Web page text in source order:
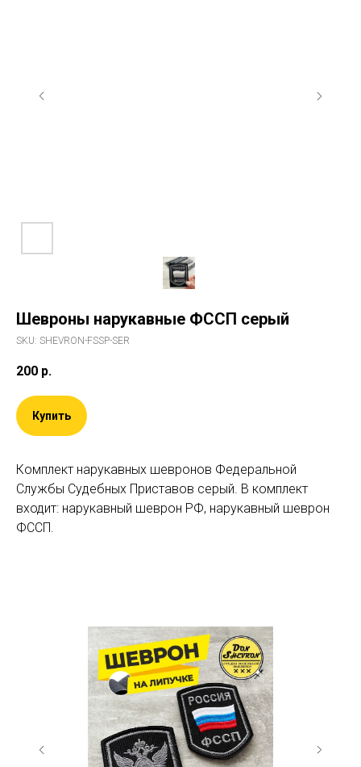
Шевроны нарукавные ФССП серый
SKU: SHEVRON-FSSP-SER
200 р.
Купить
Комплект нарукавных шевронов Федеральной
Службы Судебных Приставов серый. В комплект
входит: нарукавный шеврон РФ, нарукавный шеврон
ФССП.